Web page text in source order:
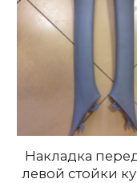
Накладка
левой стойки